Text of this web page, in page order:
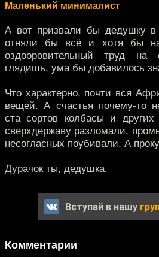
Маленький минималист
А вот призвали бы дедушку
отняли бы всё и хотя бы на
оздооровительный труд
глядишь, ума бы добавилось
Что характерно, почти вся
вещей. А счастья почему-то
ста сортов колбасы и
сверхдержаву разломали,
несогласных поубивали. А
Дурачок ты, дедушка.
Вступай в нашу
Комментарии